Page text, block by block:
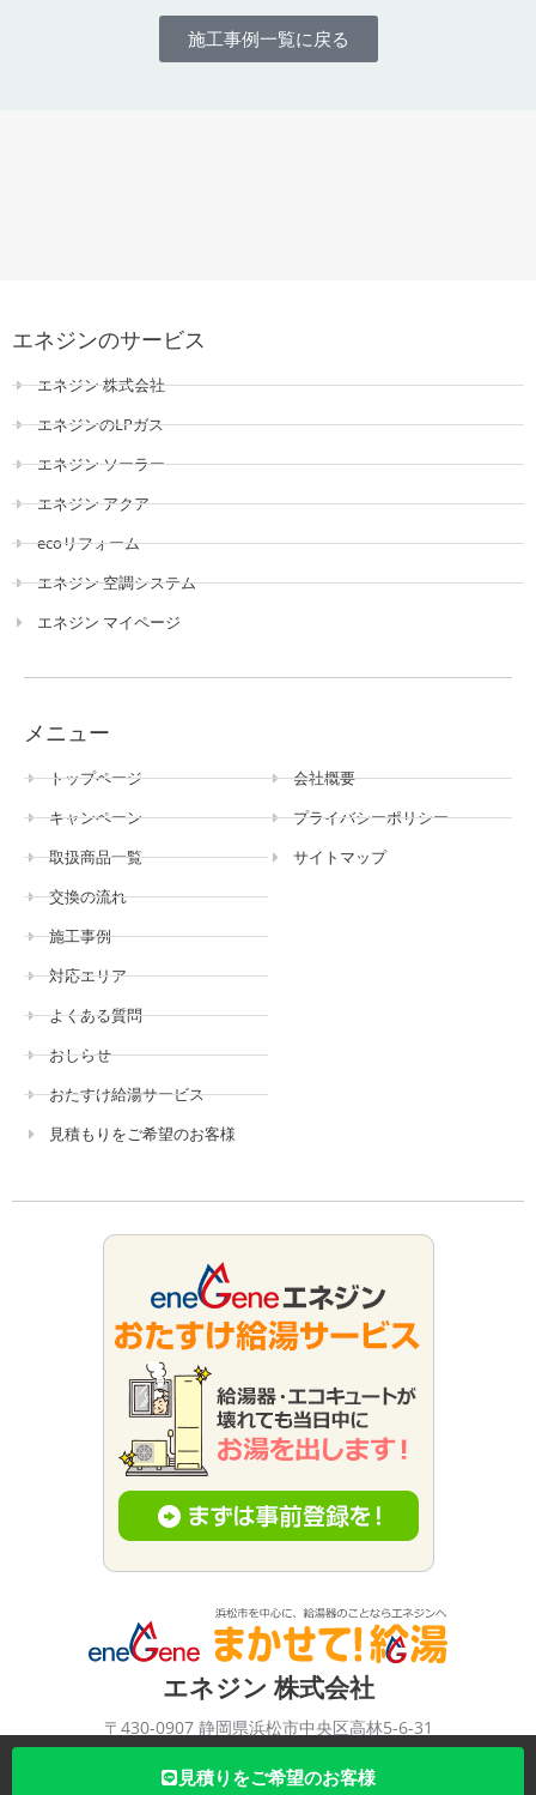
施工事例一覧に戻る
見積りをご希望のお客様
エネジン 株式会社
〒430-0907 静岡県浜松市中央区高林5-6-31
メニュー
トップページ
キャンペーン
取扱商品一覧
交換の流れ
施工事例
対応エリア
よくある質問
おしらせ
おたすけ給湯サービス
見積もりをご希望のお客様
会社概要
プライバシーポリシー
サイトマップ
エネジンのサービス
エネジン 株式会社
エネジンのLPガス
エネジン ソーラー
エネジン アクア
ecoリフォーム
エネジン 空調システム
エネジン マイページ